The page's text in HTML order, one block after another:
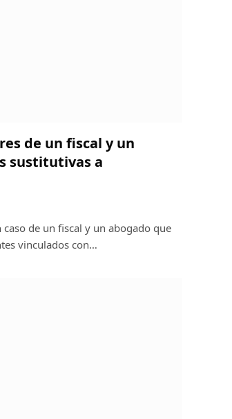
de un fiscal y un
sustitutivas a
de un fiscal y un abogado que
vinculados con…